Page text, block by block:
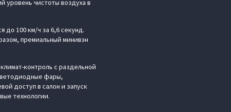
уровень чистоты воздуха в
до 100 км/ч за 6,6 секунд.
премиальный минивэн
контроль с раздельной
фары,
доступ в салон и запуск
технологии.